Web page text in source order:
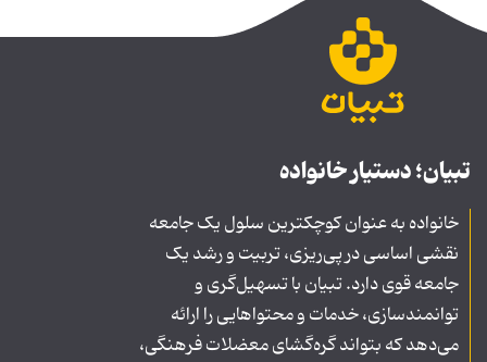
تبیان؛ دستیار خانواده
خانواده به عنوان کوچکترین سلول یک جامعه
نقشی اساسی در پی‌ریزی، تربیت و رشد یک
جامعه قوی دارد. تبیان با تسهیل‌گری و
توانمندسازی، خدمات و محتواهایی را ارائه
می‌دهد که بتواند گره‌گشای معضلات فرهنگی،